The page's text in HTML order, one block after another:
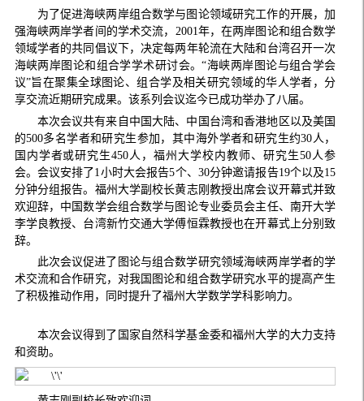
为了促进海峡两岸组合数学与图论领域研究工作的开展，加
强海峡两岸学者间的学术交流， 2001年，在两岸图论和组合数学
领域学者的共同倡议下，决定每两年轮流在大陆和台湾召开一次
海峡两岸图论和组合学学术研讨会。“海峡两岸图论与组合学会
议”旨在聚集全球图论、组合学及相关研究领域的华人学者，分
享交流近期研究成果。该系列会议迄今已成功举办了八届。
本次会议共有来自中国大陆、中国台湾和香港地区以及美国
的500多名学者和研究生参加，其中海外学者和研究生约30 人，
国内学者或研究生450 人，福州大学校内教师、研究生50 人参
会。会议安排了1 小时大会报告5个、 30分钟邀请报告19个以及15
分钟分组报告。福州大学副校长黄志刚教授出席会议开幕式并致
欢迎辞，中国数学会组合数学与图论专业委员会主任、南开大学
李学良教授、台湾新竹交通大学傅恒霖教授也在开幕式上分别致
辞。
此次会议促进了图论与组合数学研究领域海峡两岸学者的学
术交流和合作研究，对我国图论和组合数学研究水平的提高产生
了积极推动作用，同时提升了福州大学数学学科影响力。
本次会议得到了国家自然科学基金委和福州大学的大力支持
和资助。